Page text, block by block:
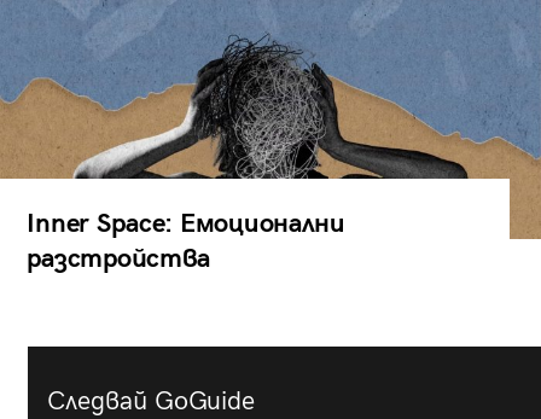
Inner Space: Емоционални
разстройства
Следвай GoGuide